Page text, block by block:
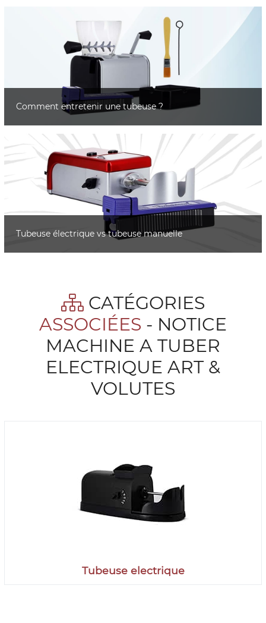
Comment entretenir une tubeuse ?
Tubeuse électrique vs tubeuse manuelle
CATÉGORIES
ASSOCIÉES - NOTICE
MACHINE A TUBER
ELECTRIQUE ART &
VOLUTES
Tubeuse electrique